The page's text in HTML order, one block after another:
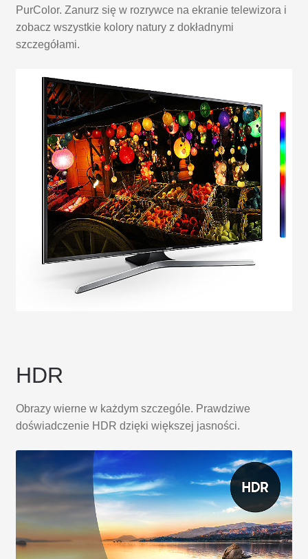
PurColor. Zanurz się w rozrywce na ekranie telewizora i
zobacz wszystkie kolory natury z dokładnymi
szczegółami.
HDR
Obrazy wierne w każdym szczególe. Prawdziwe
doświadczenie HDR dzięki większej jasności.